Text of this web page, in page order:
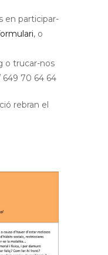
en participar-
, o
o trucar-nos
649 70 64 64
rebran el